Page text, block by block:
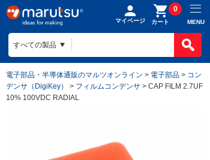
マイページ カート
0
MENU
電子部品・半導体通販のマルツオンライン > 電子部品 > コン
デンサ（DigiKey）
> フィルムコンデンサ > CAP FILM 2.7UF
10% 100VDC RADIAL